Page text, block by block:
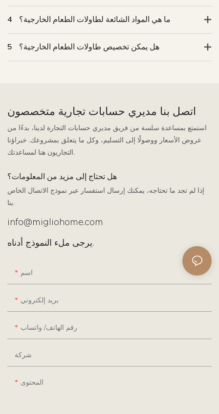
4 ما هي المواد الشائعة لطاولات الطعام الخارجية؟
5 هل يمكن تخصيص طاولات الطعام الخارجية؟
اتصل بنا مديري حسابات تجارية متخصصون
استمتع بمساعدة سلسة من فريق مديري حسابات التجارة لدينا، بدءًا من
عروض الأسعار ووصولًا إلى التسليم، وكل ما يتعلق بمشروعك. خبراؤنا
التجاريون هنا لمساعدتك.
هل تحتاج إلى مزيد من المعلومات؟
إذا لم تجد ما تحتاجه، يمكنك إرسال استفسار عبر نموذج الاتصال الخاص
بنا.
info@migliohome.com
يرجى ملء النموذج أدناه.
اسم
بريد إلكتروني
رقم الهاتف/ واتساب
شركة
المحتوى